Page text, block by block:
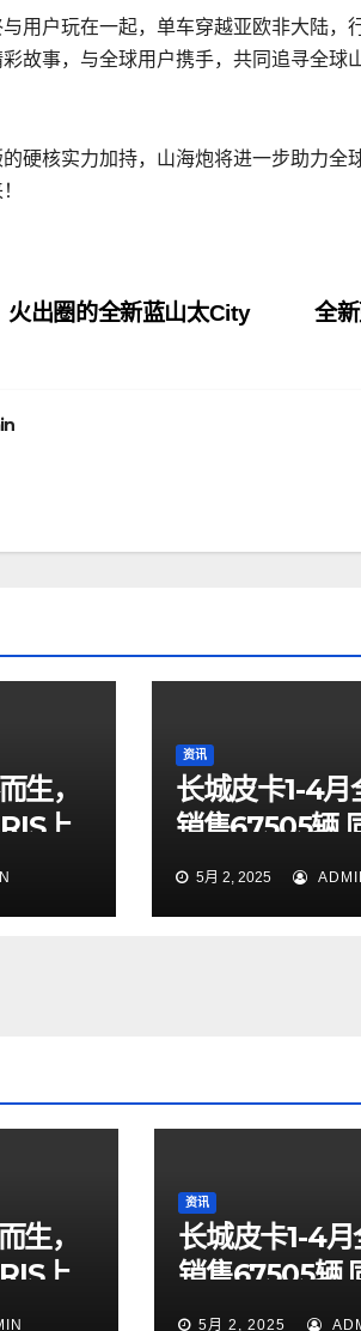
用户玩在一起，单车穿越亚欧非大陆
故事，与全球用户携手，共同追寻全球
硬核实力加持，山海炮将进一步助力
全
出圈的全新蓝山太City
生，
上
开始
资讯
长城皮卡1-4月
销售67505辆
9.7% 蝉联中国
5月 2, 2025
生，
上
开始
资讯
长城皮卡1-4
销售67505辆
9.7% 蝉联中国
5月 2, 2025